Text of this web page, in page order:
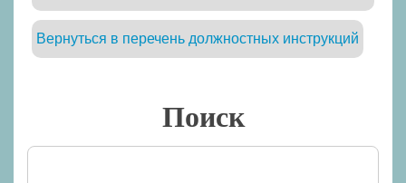
Вернуться в перечень должностных инструкций
Поиск